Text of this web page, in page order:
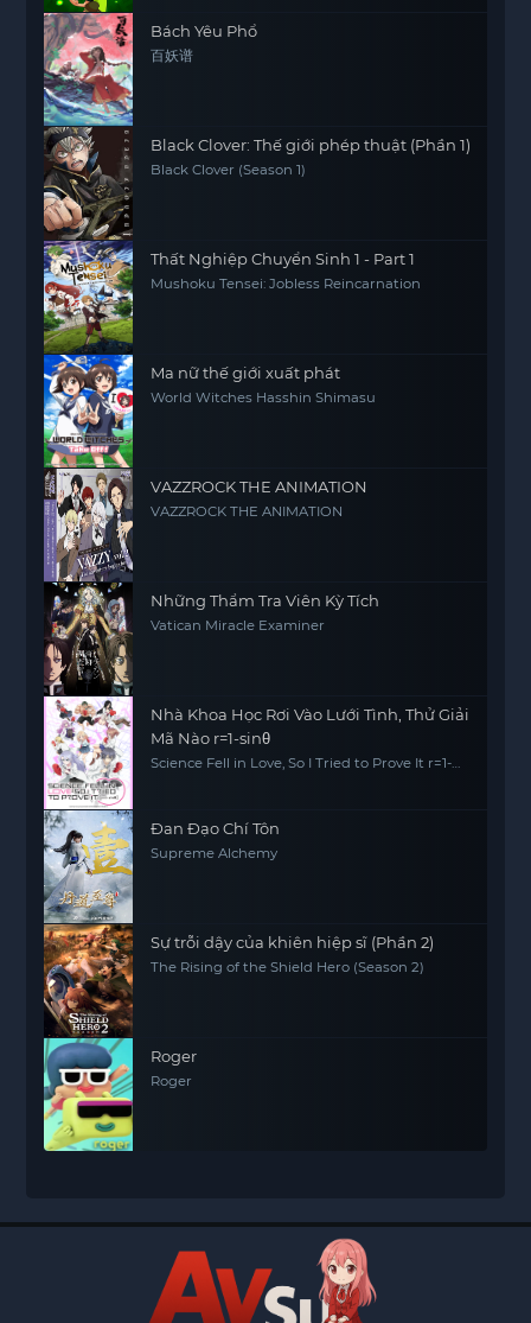
Bách Yêu Phổ
百妖谱
Black Clover: Thế giới phép thuật (Phần 1)
Black Clover (Season 1)
Thất Nghiệp Chuyển Sinh 1 - Part 1
Mushoku Tensei: Jobless Reincarnation
Ma nữ thế giới xuất phát
World Witches Hasshin Shimasu
VAZZROCK THE ANIMATION
VAZZROCK THE ANIMATION
Những Thẩm Tra Viên Kỳ Tích
Vatican Miracle Examiner
Nhà Khoa Học Rơi Vào Lưới Tình, Thử Giải
Mã Nào r=1-sinθ
Science Fell in Love, So I Tried to Prove It r=1-
Đan Đạo Chí Tôn
Supreme Alchemy
Sự trỗi dậy của khiên hiệp sĩ (Phần 2)
The Rising of the Shield Hero (Season 2)
Roger
Roger